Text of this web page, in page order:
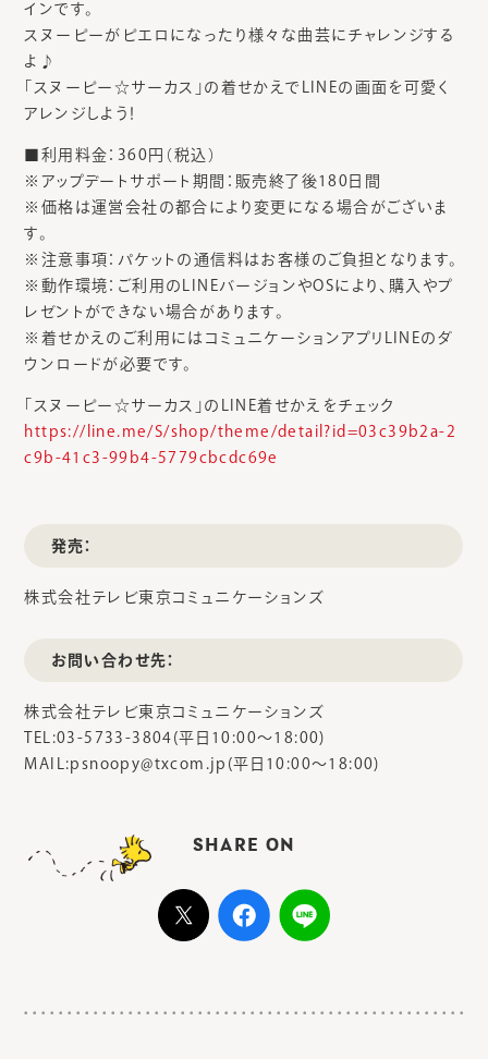
インです。
スヌーピーがピエロになったり様々な曲芸にチャレンジする
よ♪
「スヌーピー☆サーカス」の着せかえでLINEの画面を可愛く
アレンジしよう！
■利用料金：360円（税込）
※アップデートサポート期間：販売終了後180日間
※価格は運営会社の都合により変更になる場合がございま
す。
※注意事項：パケットの通信料はお客様のご負担となります。
※動作環境：ご利用のLINEバージョンやOSにより、購入やプ
レゼントができない場合があります。
※着せかえのご利用にはコミュニケーションアプリLINEのダ
ウンロードが必要です。
「スヌーピー☆サーカス」のLINE着せかえをチェック
https://line.me/S/shop/theme/detail?id=03c39b2a-2
c9b-41c3-99b4-5779cbcdc69e
発売：
株式会社テレビ東京コミュニケーションズ
お問い合わせ先：
株式会社テレビ東京コミュニケーションズ
TEL:03-5733-3804(平日10:00～18:00)
MAIL:psnoopy@txcom.jp(平日10:00～18:00)
SHARE ON